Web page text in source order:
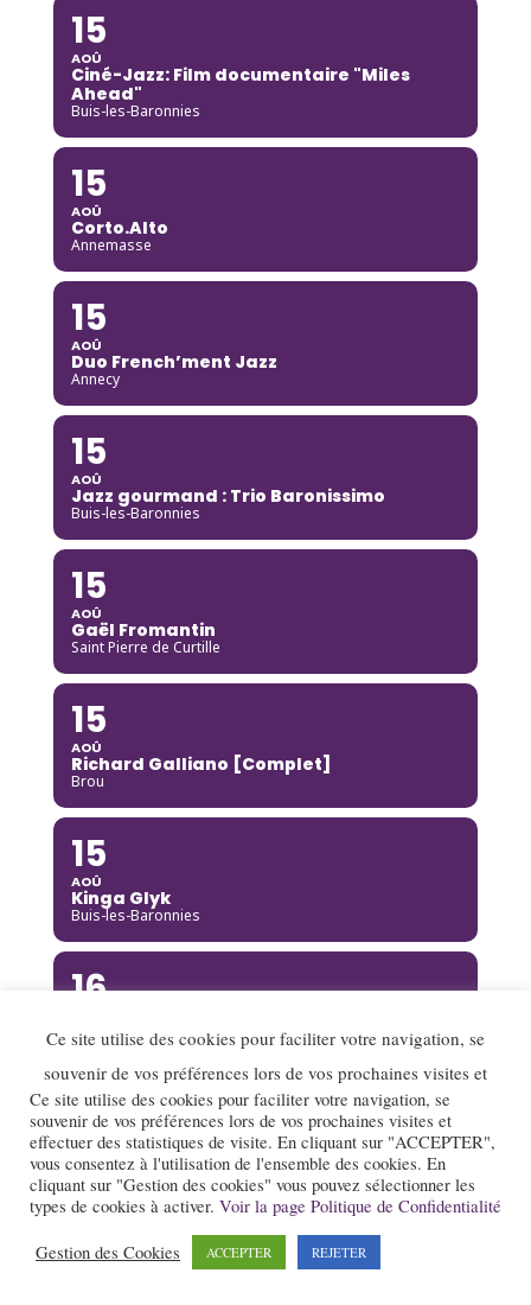
15
AOÛ
Ciné-Jazz: Film documentaire "Miles
Ahead"
Buis-les-Baronnies
15
AOÛ
Corto.Alto
Annemasse
15
AOÛ
Duo French’ment Jazz
Annecy
15
AOÛ
Jazz gourmand : Trio Baronissimo
Buis-les-Baronnies
15
AOÛ
Gaël Fromantin
Saint Pierre de Curtille
15
AOÛ
Richard Galliano [Complet]
Brou
15
AOÛ
Kinga Glyk
Buis-les-Baronnies
16
Hot Club de Boukravie
Valence
16
AOÛ
The Franc Connection Quintet
Saint-Pierre-sur-Doux
17
Ce site utilise des cookies pour faciliter votre navigation, se
souvenir de vos préférences lors de vos prochaines visites et
Ce site utilise des cookies pour faciliter votre navigation, se
souvenir de vos préférences lors de vos prochaines visites et
effectuer des statistiques de visite. En cliquant sur "ACCEPTER",
vous consentez à l'utilisation de l'ensemble des cookies. En
cliquant sur "Gestion des cookies" vous pouvez sélectionner les
types de cookies à activer. Voir la page Politique de Confidentialité
Gestion des Cookies ACCEPTER REJETER